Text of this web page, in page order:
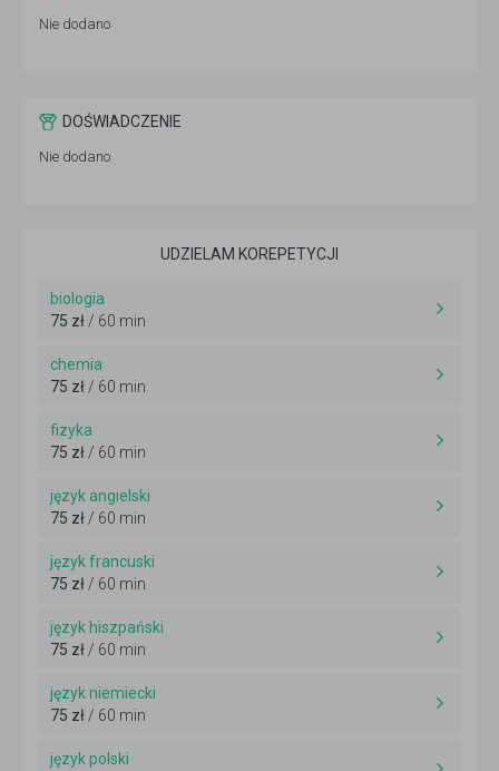
Nie dodano
DOŚWIADCZENIE
Nie dodano
UDZIELAM KOREPETYCJI
biologia
75 zł/ 60 min
chemia
75 zł/ 60 min
fizyka
75 zł/ 60 min
język angielski
75 zł/ 60 min
język francuski
75 zł/ 60 min
język hiszpański
75 zł/ 60 min
język niemiecki
75 zł/ 60 min
język polski